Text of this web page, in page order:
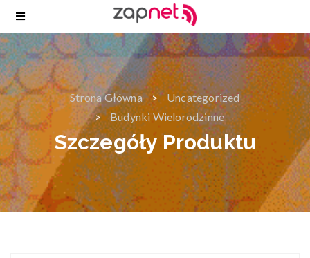
Strona Główna
Uncategorized
Budynki Wielorodzinne
Szczegóły Produktu